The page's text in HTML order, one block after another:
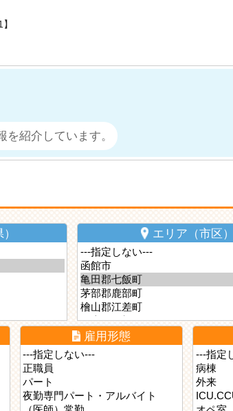
を紹介しています。
エリア（市区）
雇用形態